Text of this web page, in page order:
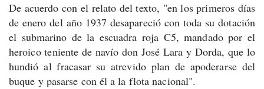
De acuerdo con el relato del texto, "en los primeros días
de enero del año 1937 desapareció con toda su dotación
el submarino de la escuadra roja C5, mandado por el
heroico teniente de navío don José Lara y Dorda, que lo
hundió al fracasar su atrevido plan de apoderarse del
buque y pasarse con él a la flota nacional".